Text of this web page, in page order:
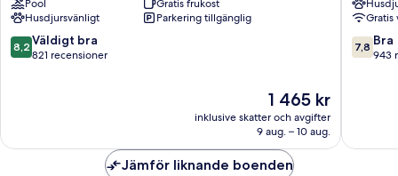
Tornio
Pool
Gratis frukost
Husdjursvänligt
Parkering tillgänglig
8.2
av
8,2 Väldigt bra
821 recensioner
Priset
1 465 kr
1 465 kr
inklusive skatter och avgifter
9 aug. – 10 aug.
7.8
av
7,8 Bra
943
Jämför liknande boenden